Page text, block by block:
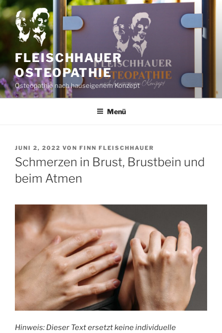
Zum
Inhalt
springen
FLEISCHHAUER
OSTEOPATHIE
Osteopathie nach hauseigenem Konzept
Menü
VERÖFFENTLICHT
AM
JUNI 2, 2022 VON FINN FLEISCHHAUER
Schmerzen in Brust, Brustbein und
beim Atmen
Hinweis: Dieser Text ersetzt keine individuelle